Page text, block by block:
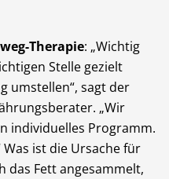
Therapie: „Wichtig
Stelle gezielt
umstellen“, sagt der
„Wir
individuelles Programm.
Was ist die Ursache für
das Fett angesammelt,